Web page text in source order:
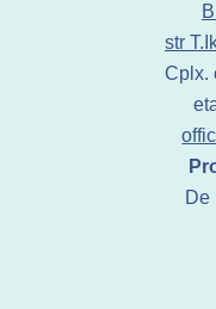
str
Cplx.
De